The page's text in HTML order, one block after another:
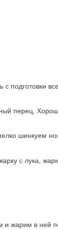
подготовки
перец.
шинкуем
с лука,
жарим в ней